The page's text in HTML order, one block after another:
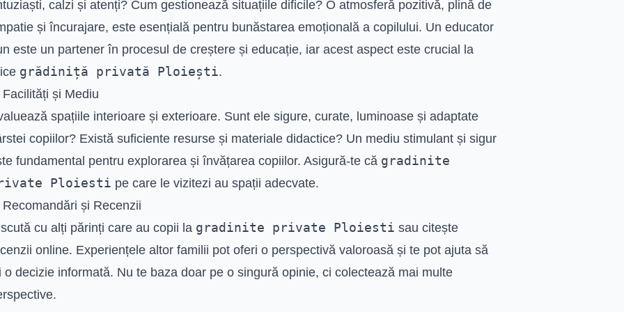
calzi și atenți? Cum gestionează situațiile dificile? O atmosferă pozitivă, plină de
și încurajare, este esențială pentru bunăstarea emoțională a copilului. Un educator
este un partener în procesul de creștere și educație, iar acest aspect este crucial la
grădiniță privată Ploiești.
Facilități și Mediu
spațiile interioare și exterioare. Sunt ele sigure, curate, luminoase și adaptate
copiilor? Există suficiente resurse și materiale didactice? Un mediu stimulant și sigur
fundamental pentru explorarea și învățarea copiilor. Asigură-te că gradinite
Ploiesti pe care le vizitezi au spații adecvate.
Recomandări și Recenzii
cu alți părinți care au copii la gradinite private Ploiesti sau citește
online. Experiențele altor familii pot oferi o perspectivă valoroasă și te pot ajuta să
o decizie informată. Nu te baza doar pe o singură opinie, ci colectează mai multe